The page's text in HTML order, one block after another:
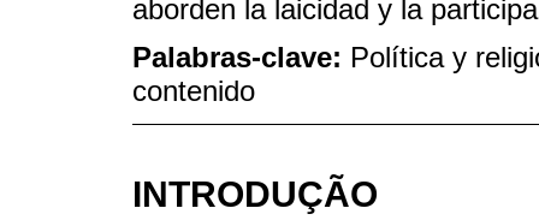
aborden la laicidad y la
Palabras-clave: Política y
contenido
INTRODUÇÃO